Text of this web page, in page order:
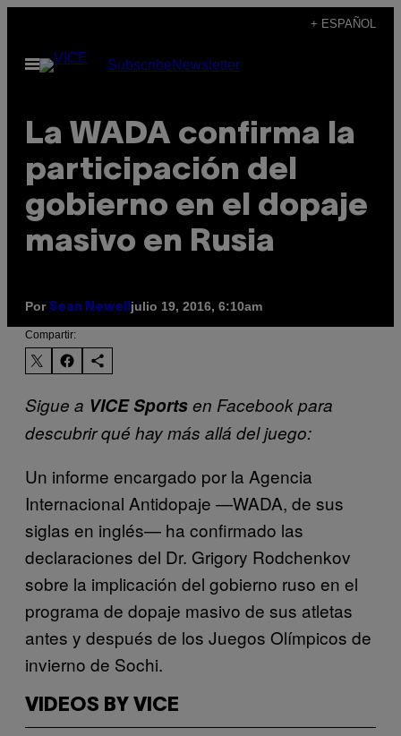
contenido
+ ESPAÑOL
Abrir
Menú
SubscribeNewsletter
La WADA confirma la
participación del
gobierno en el dopaje
masivo en Rusia
Por Sean Newell julio 19, 2016, 6:10am
Compartir:
Sigue a VICE Sportsen Facebook para
descubrir qué hay más allá del juego:
Un informe encargado por la Agencia
Internacional Antidopaje —WADA, de sus
siglas en inglés— ha confirmado las
declaraciones del Dr. Grigory Rodchenkov
sobre la implicación del gobierno ruso en el
programa de dopaje masivo de sus atletas
antes y después de los Juegos Olímpicos de
invierno de Sochi.
VIDEOS BY VICE